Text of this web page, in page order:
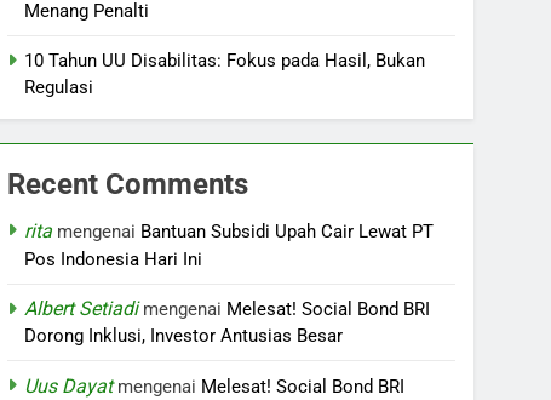
Menang Penalti
10 Tahun UU Disabilitas: Fokus pada Hasil, Bukan
Regulasi
Recent Comments
rita mengenai Bantuan Subsidi Upah Cair Lewat PT
Pos Indonesia Hari Ini
Albert Setiadimengenai Melesat! Social Bond BRI
Dorong Inklusi, Investor Antusias Besar
Uus Dayatmengenai Melesat! Social Bond BRI